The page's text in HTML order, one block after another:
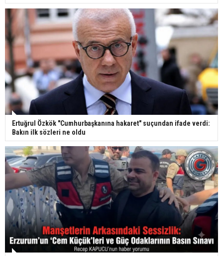
Ertuğrul Özkök "Cumhurbaşkanına hakaret" suçundan ifade verdi:
Bakın ilk sözleri ne oldu